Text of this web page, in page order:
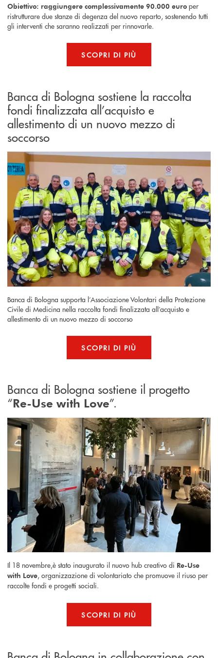
Obiettivo: raggiungere complessivamente 90.000 euro per
ristrutturare due stanze di degenza del nuovo reparto, sostenendo tutti
gli interventi che saranno realizzati per rinnovarle.
SCOPRI DI PIÙ
Banca di Bologna sostiene la raccolta
fondi finalizzata all’acquisto e
allestimento di un nuovo mezzo di
soccorso
Banca di Bologna supporta l’Associazione Volontari della Protezione
Civile di Medicina nella raccolta fondi finalizzata all’acquisto e
allestimento di un nuovo mezzo di soccorso
SCOPRI DI PIÙ
Banca di Bologna sostiene il progetto
“Re-Use with Love”.
Il 18 novembre,è stato inaugurato il nuovo hub creativo di Re-Use
with Love, organizzazione di volontariato che promuove il riuso per
raccolte fondi e progetti sociali.
SCOPRI DI PIÙ